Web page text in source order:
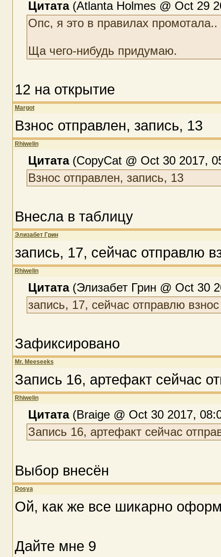
Цитата(Atlanta Holmes @ Oct 29
Опс, я это в правилах
Ща чего-нибудь придумаю.
12 на открытие
Margot
Взнос отправлен, запись, 13
Rhiwelin
Цитата(CopyCat @ Oct 30 2017,
Взнос отправлен, запись, 13
Внесла в таблицу
Элизабет Грин
запись, 17, сейчас отправлю
Rhiwelin
Цитата(Элизабет Грин @ Oct 30
запись, 17, сейчас отправлю взнос
Зафиксировано
Mr. Meeseeks
Запись 16, артефакт сейчас
Rhiwelin
Цитата(Braige @ Oct 30 2017,
Запись 16, артефакт сейчас
Выбор внесён
Dosya
Ой, как же все шикарно
Дайте мне 9